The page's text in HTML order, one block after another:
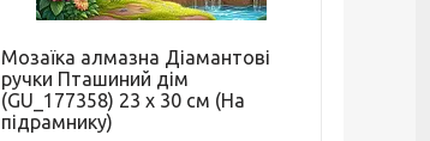
Мозаїка алмазна Діамантові
ручки Пташиний дім
(GU_177358) 23 х 30 см (На
підрамнику)